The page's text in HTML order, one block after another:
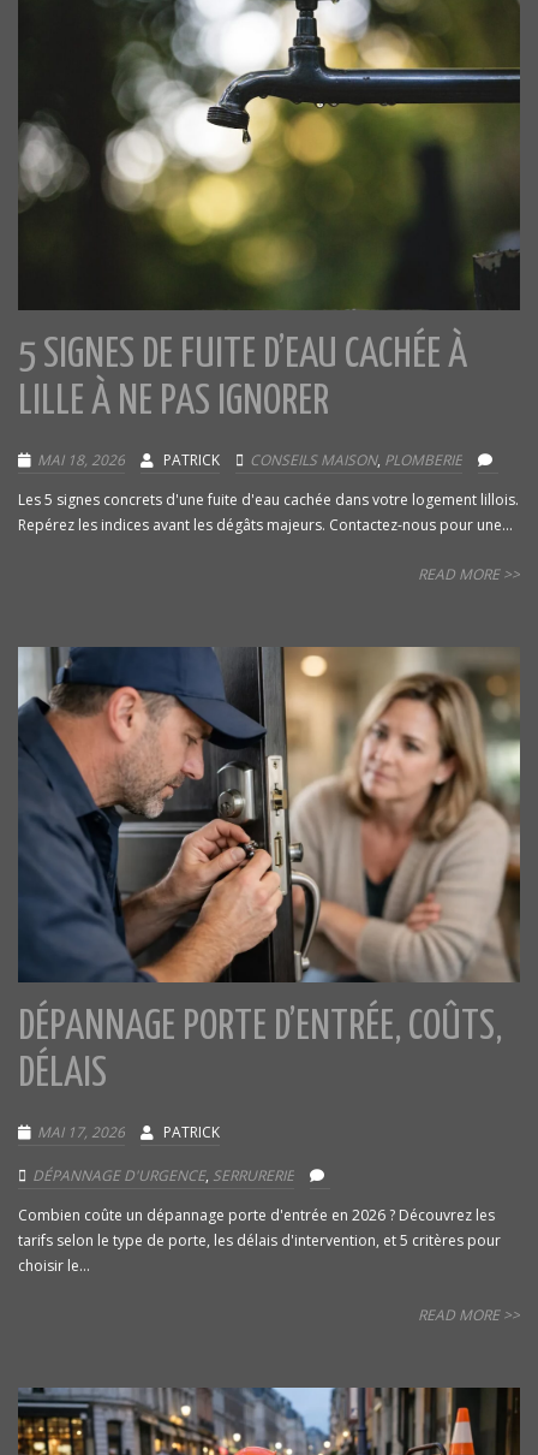
5 SIGNES DE FUITE D’EAU CACHÉE À
LILLE À NE PAS IGNORER
MAI 18, 2026 PATRICK CONSEILS MAISON, PLOMBERIE
Les 5 signes concrets d'une fuite d'eau cachée dans votre logement lillois.
Repérez les indices avant les dégâts majeurs. Contactez-nous pour une...
READ MORE >>
DÉPANNAGE PORTE D’ENTRÉE, COÛTS,
DÉLAIS
MAI 17, 2026 PATRICK
DÉPANNAGE D'URGENCE, SERRURERIE
Combien coûte un dépannage porte d'entrée en 2026 ? Découvrez les
tarifs selon le type de porte, les délais d'intervention, et 5 critères pour
choisir le...
READ MORE >>